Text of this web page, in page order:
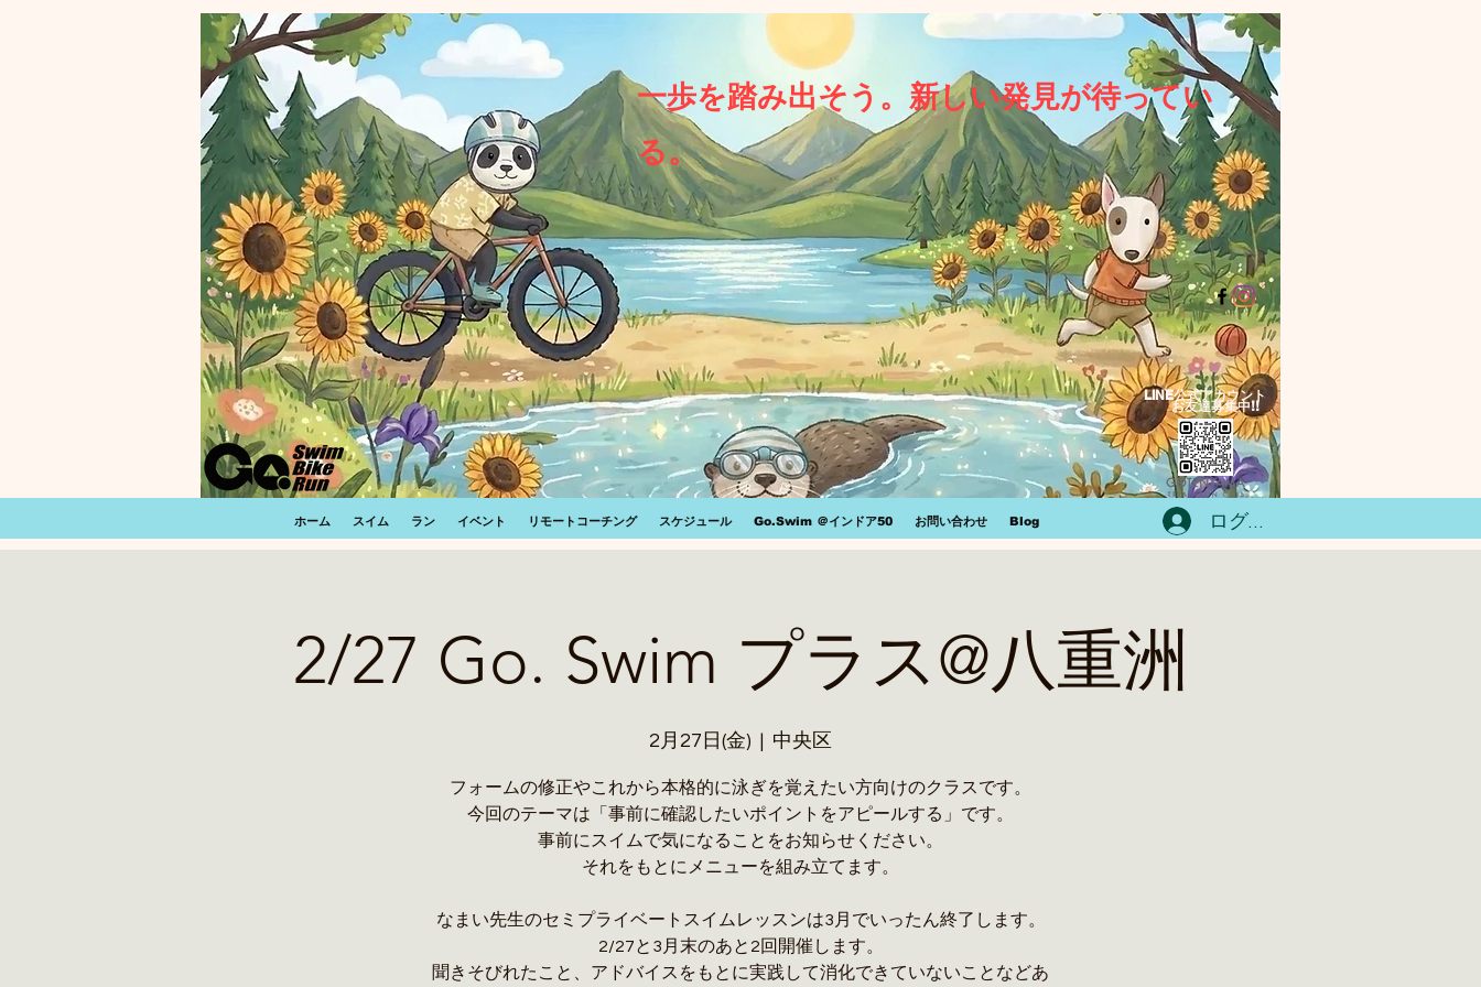
一歩を踏み出そう。新しい発見が待ってい
る。
LINE公式アカウント​
お友達募集中!!
ホーム スイム ラン イベント リモートコーチング スケジュール Go.Swim ＠インドア50 お問い合わせ Blog ログイン
2/27 Go. Swim プラス@八重洲
2月27日(金)
  |
中央区
フォームの修正やこれから本格的に泳ぎを覚えたい方向けのクラスです。
今回のテーマは「事前に確認したいポイントをアピールする」です。
事前にスイムで気になることをお知らせください。
それをもとにメニューを組み立てます。
なまい先生のセミプライベートスイムレッスンは3月でいったん終了します。
2/27と3月末のあと2回開催します。
聞きそびれたこと、アドバイスをもとに実践して消化できていないことなどあ